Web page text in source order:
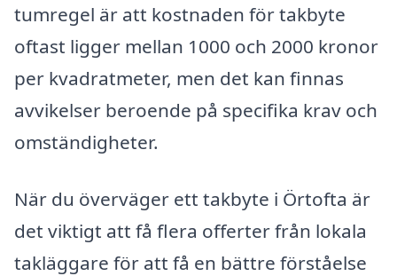
tumregel är att kostnaden för takbyte
oftast ligger mellan 1000 och 2000 kronor
per kvadratmeter, men det kan finnas
avvikelser beroende på specifika krav och
omständigheter.
När du överväger ett takbyte i Örtofta är
det viktigt att få flera offerter från lokala
takläggare för att få en bättre förståelse